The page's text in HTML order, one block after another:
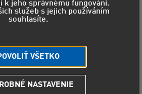
k jeho správnému fungování.
služeb s jejich používáním
souhlasíte.
VŠETKO
NASTAVENIE